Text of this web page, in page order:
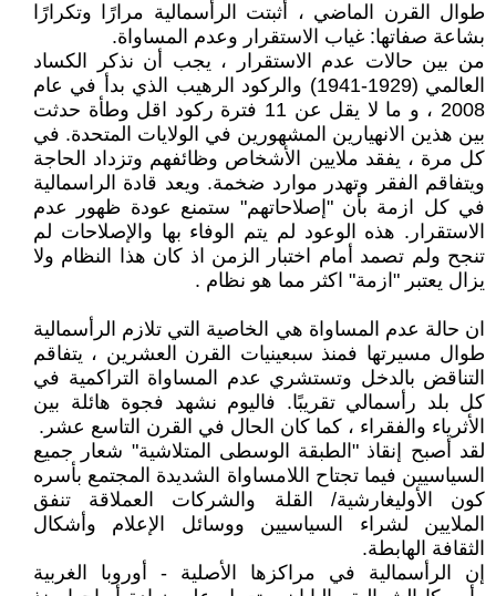
طوال القرن الماضي ، أثبتت الرأسمالية مرارًا وتكرارًا
بشاعة صفاتها: غياب الاستقرار وعدم المساواة.
من بين حالات عدم الاستقرار ، يجب أن نذكر الكساد
العالمي (1929-1941) والركود الرهيب الذي بدأ في عام
2008 ، و ما لا يقل عن 11 فترة ركود اقل وطأة حدثت
بين هذين الانهيارين المشهورين في الولايات المتحدة. في
كل مرة ، يفقد ملايين الأشخاص وظائفهم وتزداد الحاجة
ويتفاقم الفقر وتهدر موارد ضخمة. ويعد قادة الراسمالية
في كل ازمة بأن "إصلاحاتهم" ستمنع عودة ظهور عدم
الاستقرار. هذه الوعود لم يتم الوفاء بها والإصلاحات لم
تنجح ولم تصمد أمام اختبار الزمن اذ كان هذا النظام ولا
يزال يعتبر "ازمة" اكثر مما هو نظام .
ان حالة عدم المساواة هي الخاصية التي تلازم الرأسمالية
طوال مسيرتها فمنذ سبعينيات القرن العشرين ، يتفاقم
التناقض بالدخل وتستشري عدم المساواة التراكمية في
كل بلد رأسمالي تقريبًا. فاليوم نشهد فجوة هائلة بين
الأثرياء والفقراء ، كما كان الحال في القرن التاسع عشر.
لقد أصبح إنقاذ "الطبقة الوسطى المتلاشية" شعار جميع
السياسيين فيما تجتاح اللامساواة الشديدة المجتمع بأسره
كون الأوليغارشية/ القلة والشركات العملاقة تنفق
الملايين لشراء السياسيين ووسائل الإعلام وأشكال
الثقافة الهابطة.
إن الرأسمالية في مراكزها الأصلية - أوروبا الغربية